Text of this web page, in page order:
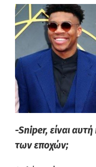
-Sniper, είναι
των εποχών;